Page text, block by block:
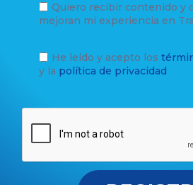
Quiero recibir contenido y
mejoran mi experiencia en
He leído y acepto los
y la política de privacidad